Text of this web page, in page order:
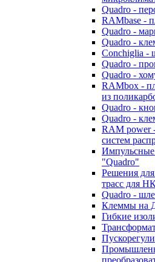
Quadro -
RAMbase -
Quadro -
Quadro -
Conchiglia -
Quadro -
Quadro -
RAMbox -
из
Quadro -
Quadro -
RAM power
систем
"Quadro"
Решения
трасс для
Quadro -
Клеммы на
Гибкие